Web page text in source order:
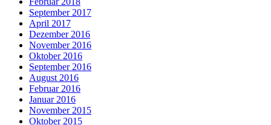
September 2017
April 2017
Dezember 2016
November 2016
Oktober 2016
September 2016
August 2016
Februar 2016
Januar 2016
November 2015
Oktober 2015